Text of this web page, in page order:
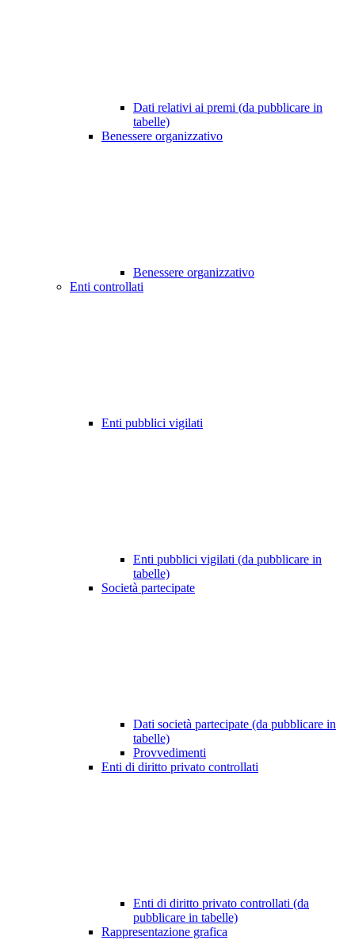
Dati relativi ai premi (da pubblicare in
tabelle)
Benessere organizzativo
Benessere organizzativo
Enti controllati
Enti pubblici vigilati
Enti pubblici vigilati (da pubblicare in
tabelle)
Società partecipate
Dati società partecipate (da pubblicare in
tabelle)
Provvedimenti
Enti di diritto privato controllati
Enti di diritto privato controllati (da
pubblicare in tabelle)
Rappresentazione grafica